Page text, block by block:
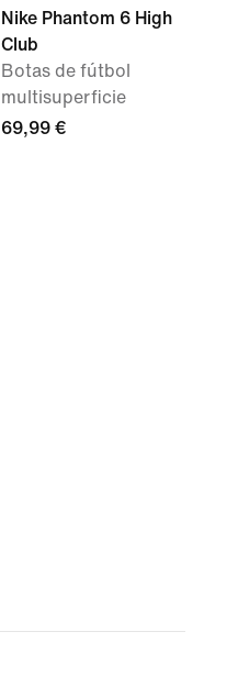
Nike Phantom 6 High
Club
Botas de fútbol
multisuperficie
69,99 €